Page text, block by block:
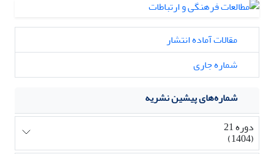
مقالات آماده انتشار
شماره جاری
شماره‌های پیشین نشریه
دوره 21
(1404)